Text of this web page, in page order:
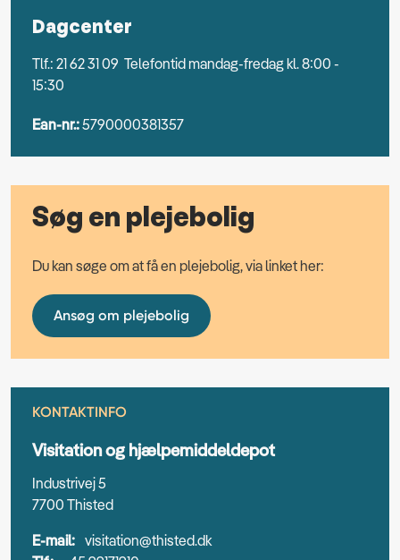
Dagcenter
Tlf.: 21 62 31 09 Telefontid mandag-fredag kl. 8:00 -
15:30
Ean-nr.:5790000381357
Søg en plejebolig
Du kan søge om at få en plejebolig, via linket her:
Ansøg om plejebolig
KONTAKTINFO
Visitation og hjælpemiddeldepot
Industrivej 5
7700 Thisted
E-mail: visitation@thisted.dk